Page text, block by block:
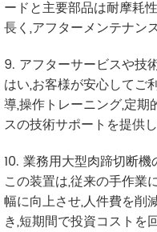
ードと主要部品は耐摩耗
長く,アフターメンテナン
9. アフターサービスや技
はい,お客様が安心してご
導,操作トレーニング,定
スの技術サポートを提供し
10. 業務用大型肉蹄切断
この装置は,従来の手作業
幅に向上させ,人件費を削
き,短期間で投資コストを